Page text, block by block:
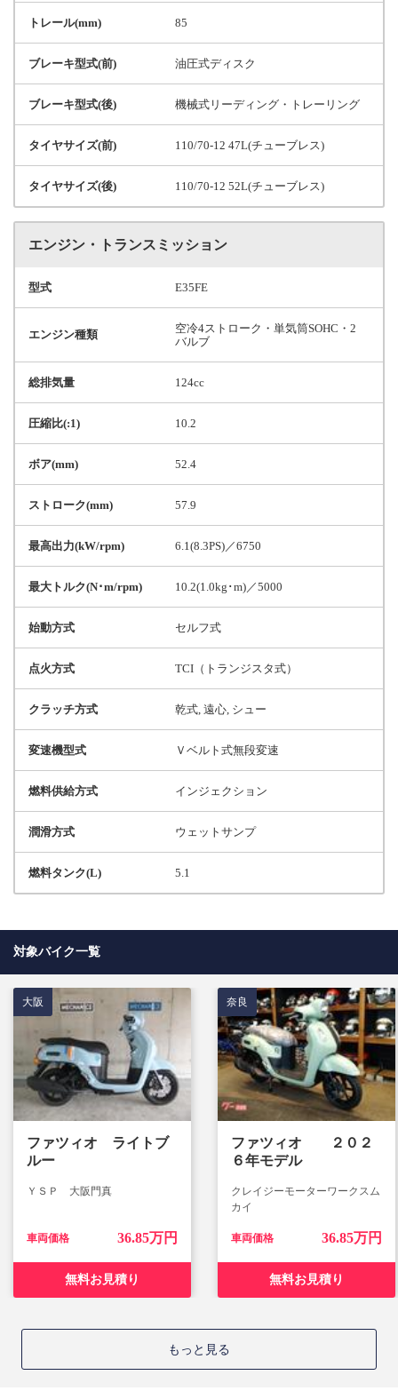
トレール(mm) 85
ブレーキ型式(前) 油圧式ディスク
ブレーキ型式(後) 機械式リーディング・トレーリング
タイヤサイズ(前) 110/70-12 47L(チューブレス)
タイヤサイズ(後) 110/70-12 52L(チューブレス)
エンジン・トランスミッション
型式 E35FE
エンジン種類
空冷4ストローク・単気筒SOHC・2
バルブ
総排気量 124cc
圧縮比(:1) 10.2
ボア(mm) 52.4
ストローク(mm) 57.9
最高出力(kW/rpm) 6.1(8.3PS)／6750
最大トルク(N･m/rpm) 10.2(1.0kg･m)／5000
始動方式 セルフ式
点火方式 TCI（トランジスタ式）
クラッチ方式 乾式, 遠心, シュー
変速機型式 Ｖベルト式無段変速
燃料供給方式 インジェクション
潤滑方式 ウェットサンプ
燃料タンク(L) 5.1
対象バイク一覧
ファツィオ ライトブ
ルー
ＹＳＰ 大阪門真
大阪
車両価格 36.85万円
無料お見積り
ファツィオ ２０２
６年モデル
クレイジーモーターワークスム
カイ
奈良
車両価格 36.85万円
無料お見積り
もっと見る